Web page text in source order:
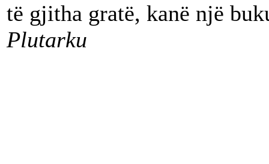
të gjitha gratë, kanë një
Plutarku